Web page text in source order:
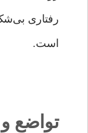
رفتاری
است.
تواضع